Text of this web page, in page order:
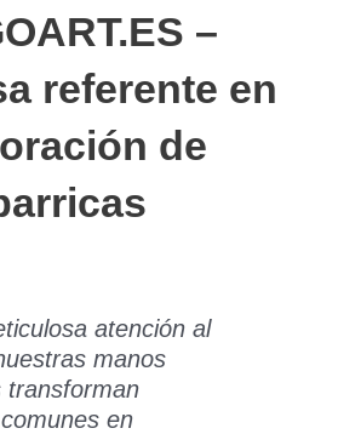
–
referente en
de
atención al
manos
transforman
en